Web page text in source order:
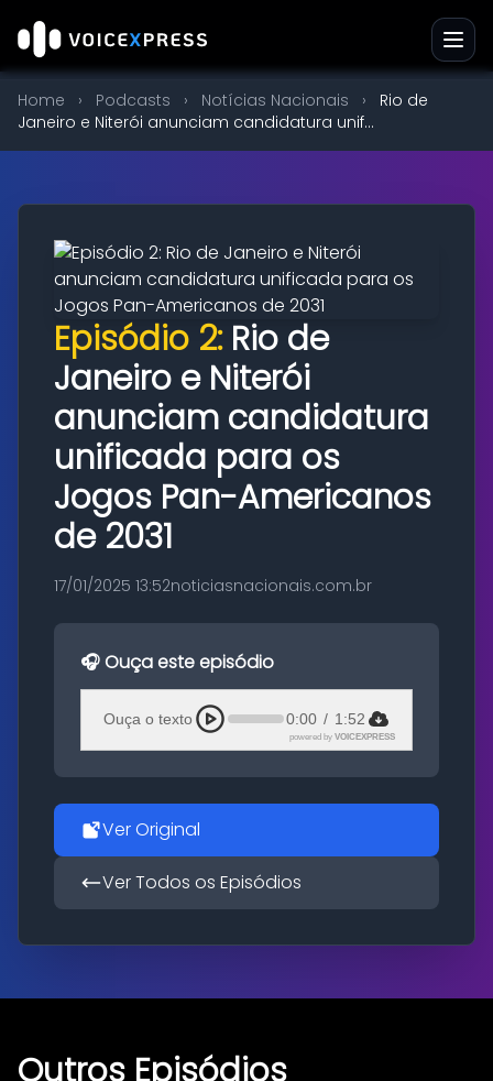
Home › Podcasts › Notícias Nacionais ›
Rio de
Janeiro e Niterói anunciam candidatura unif...
Episódio 2: Rio de
Janeiro e Niterói
anunciam candidatura
unificada para os
Jogos Pan-Americanos
de 2031
17/01/2025 13:52noticiasnacionais.com.br
🎧 Ouça este episódio
Ouça o texto 0:00 / 1:52
powered by VOICEXPRESS
Ver Original
Ver Todos os Episódios
Outros Episódios